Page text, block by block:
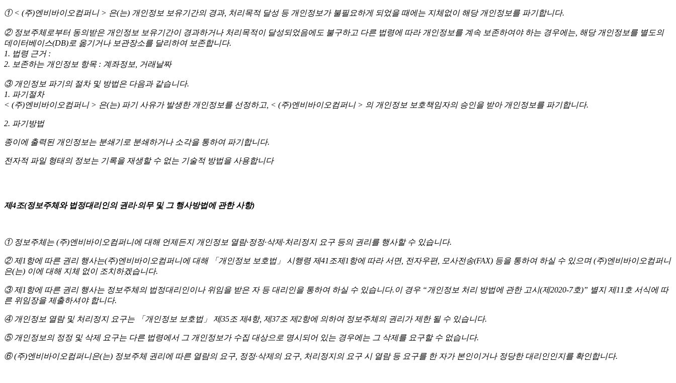
① < (주)엔비바이오컴퍼니 > 은(는) 개인정보 보유기간의 경과, 처리목적 달성 등 개인정보가 불필요하게 되었을 때에는 지체없이 해당 개인정보를 파기합니다.
② 정보주체로부터 동의받은 개인정보 보유기간이 경과하거나 처리목적이 달성되었음에도 불구하고 다른 법령에 따라 개인정보를 계속 보존하여야 하는 경우에는, 해당 개인정보를 별도의
데이터베이스(DB)로 옮기거나 보관장소를 달리하여 보존합니다.
1. 법령 근거 :
2. 보존하는 개인정보 항목 : 계좌정보, 거래날짜
③ 개인정보 파기의 절차 및 방법은 다음과 같습니다.
1. 파기절차
< (주)엔비바이오컴퍼니 > 은(는) 파기 사유가 발생한 개인정보를 선정하고, < (주)엔비바이오컴퍼니 > 의 개인정보 보호책임자의 승인을 받아 개인정보를 파기합니다.
2. 파기방법
종이에 출력된 개인정보는 분쇄기로 분쇄하거나 소각을 통하여 파기합니다.
전자적 파일 형태의 정보는 기록을 재생할 수 없는 기술적 방법을 사용합니다
제4조(정보주체와 법정대리인의 권리·의무 및 그 행사방법에 관한 사항)
① 정보주체는 (주)엔비바이오컴퍼니에 대해 언제든지 개인정보 열람·정정·삭제·처리정지 요구 등의 권리를 행사할 수 있습니다.
② 제1항에 따른 권리 행사는(주)엔비바이오컴퍼니에 대해 「개인정보 보호법」 시행령 제41조제1항에 따라 서면, 전자우편, 모사전송(FAX) 등을 통하여 하실 수 있으며 (주)엔비바이오컴퍼니
은(는) 이에 대해 지체 없이 조치하겠습니다.
③ 제1항에 따른 권리 행사는 정보주체의 법정대리인이나 위임을 받은 자 등 대리인을 통하여 하실 수 있습니다.이 경우 “개인정보 처리 방법에 관한 고시(제2020-7호)” 별지 제11호 서식에 따
른 위임장을 제출하셔야 합니다.
④ 개인정보 열람 및 처리정지 요구는 「개인정보 보호법」 제35조 제4항, 제37조 제2항에 의하여 정보주체의 권리가 제한 될 수 있습니다.
⑤ 개인정보의 정정 및 삭제 요구는 다른 법령에서 그 개인정보가 수집 대상으로 명시되어 있는 경우에는 그 삭제를 요구할 수 없습니다.
⑥ (주)엔비바이오컴퍼니은(는) 정보주체 권리에 따른 열람의 요구, 정정·삭제의 요구, 처리정지의 요구 시 열람 등 요구를 한 자가 본인이거나 정당한 대리인인지를 확인합니다.